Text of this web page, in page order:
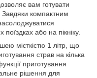
вам готувати
Завдяки компактним
або на пікніку.
місткістю 1 літр, що
страв на кілька
приготування
рішення для